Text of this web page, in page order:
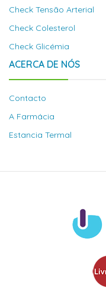
Check Tensão Arterial
Check Colesterol
Check Glicémia
ACERCA DE NÓS
Contacto
A Farmácia
Estancia Termal